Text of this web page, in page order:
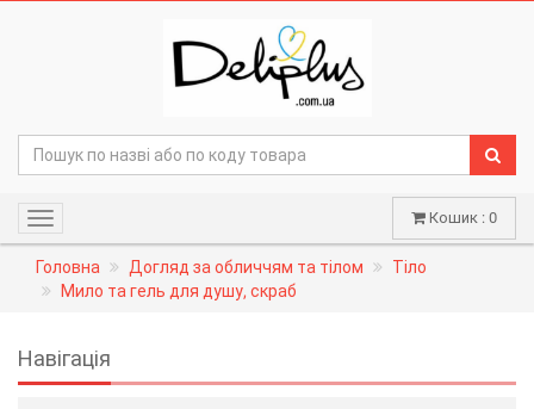
Навігація Кошик : 0
Головна Догляд за обличчям та тілом
Тіло
Мило та гель для душу, скраб
Навігація